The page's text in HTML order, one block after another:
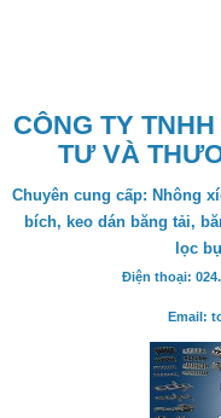
CÔNG TY
TƯ VÀ
Chuyên cung cấp: Nhông
bích, keo dán băng tải,
lọc
Điện thoại:
Email: